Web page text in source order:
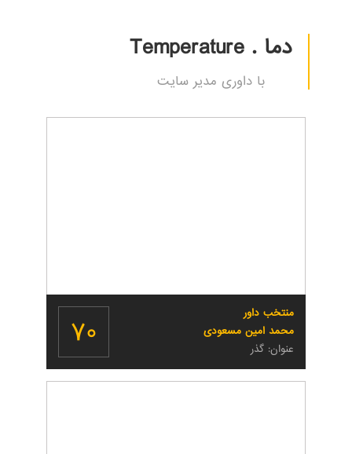
دما . Temperature
با داوری مدیر سایت
منتخب داور
محمد امین مسعودی
عنوان: گذر
۷۰